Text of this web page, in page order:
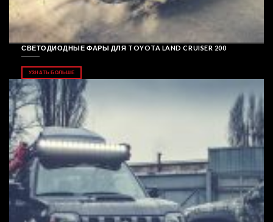
СВЕТОДИОДНЫЕ ФАРЫ ДЛЯ TOYOTA LAND CRUISER 200
УЗНАТЬ БОЛЬШЕ